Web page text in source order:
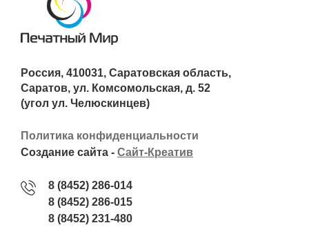
Россия, 410031, Саратовская область,
Саратов, ул. Комсомольская, д. 52
(угол ул. Челюскинцев)
Политика конфиденциальности
Создание сайта - Сайт-Креатив
8 (8452) 286-014
8 (8452) 286-015
8 (8452) 231-480